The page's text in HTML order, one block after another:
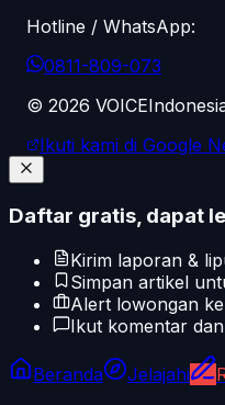
Hotline / WhatsApp:
0811-809-073
© 2026
Ikuti kami di Google
Daftar gratis, dapat
Kirim laporan &
Simpan artikel
Alert lowongan
Ikut komentar
Beranda Jelajahi